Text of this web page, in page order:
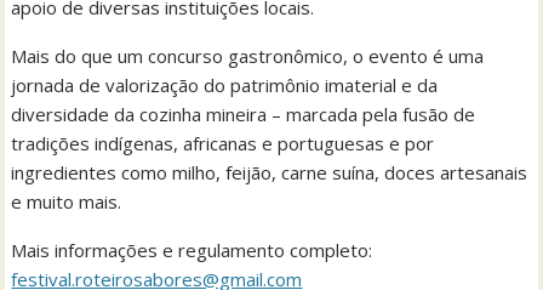
apoio de diversas instituições locais.
Mais do que um concurso gastronômico, o evento é uma
jornada de valorização do patrimônio imaterial e da
diversidade da cozinha mineira – marcada pela fusão de
tradições indígenas, africanas e portuguesas e por
ingredientes como milho, feijão, carne suína, doces artesanais
e muito mais.
Mais informações e regulamento completo:
festival.roteirosabores@gmail.com